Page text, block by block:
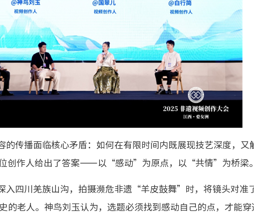
的传播面临核心矛盾：如何在有限时间内既展现技艺深度，又
创作人给出了答案——以“感动”为原点，以“共情”为桥梁
入四川羌族山沟，拍摄濒危非遗“羊皮鼓舞”时，将镜头对准
老人。神鸟刘玉认为，选题必须找到感动自己的点，才能穿